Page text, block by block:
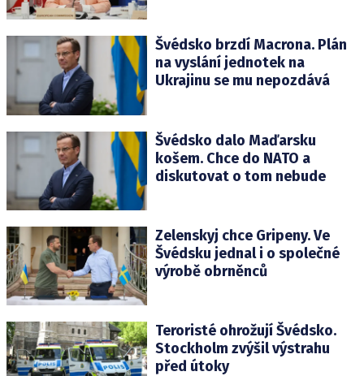
Švédsko brzdí Macrona. Plán
na vyslání jednotek na
Ukrajinu se mu nepozdává
Švédsko dalo Maďarsku
košem. Chce do NATO a
diskutovat o tom nebude
Zelenskyj chce Gripeny. Ve
Švédsku jednal i o společné
výrobě obrněnců
Teroristé ohrožují Švédsko.
Stockholm zvýšil výstrahu
před útoky